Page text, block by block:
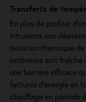
Transferts de
En plus de profiter
intrusions non
isolation thermique
extérieure soit fraîche
une barrière efficace
factures d’énergie en
chauffage en période